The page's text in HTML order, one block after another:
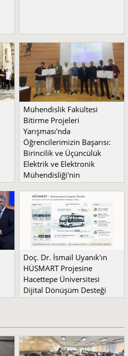
Mühendislik Fakültesi
Bitirme Projeleri
Yarışması'nda
Öğrencilerimizin Başarısı:
Birincilik ve Üçüncülük
Elektrik ve Elektronik
Mühendisliği'nin
Doç. Dr. İsmail Uyanık'ın
HÜSMART Projesine
Hacettepe Üniversitesi
Dijital Dönüşüm Desteği